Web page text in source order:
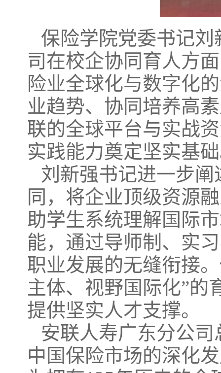
保险学院党委书记
司在校企协同育人方
险业全球化与数字化
业趋势、协同培养高
联的全球平台与实战
实践能力奠定坚实基
刘新强书记进一步
同，将企业顶级资源
助学生系统理解国际
能，通过导师制、实
职业发展的无缝衔接
主体、视野国际化”的
提供坚实人才支撑。
安联人寿广东分公
中国保险市场的深化